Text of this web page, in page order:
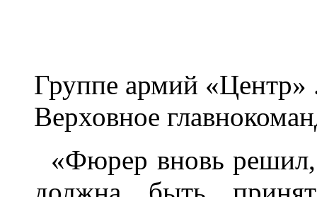
Группе армий «Центр»
Верховное
«Фюрер вновь